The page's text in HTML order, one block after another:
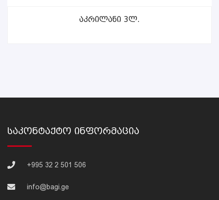
ᲕᲠᲪᲚᲐᲓ
Აკრილანი 3ლ.
Საკონტაქტო Ინფორმაცია
+995 32 2 501 506
info@bagi.ge